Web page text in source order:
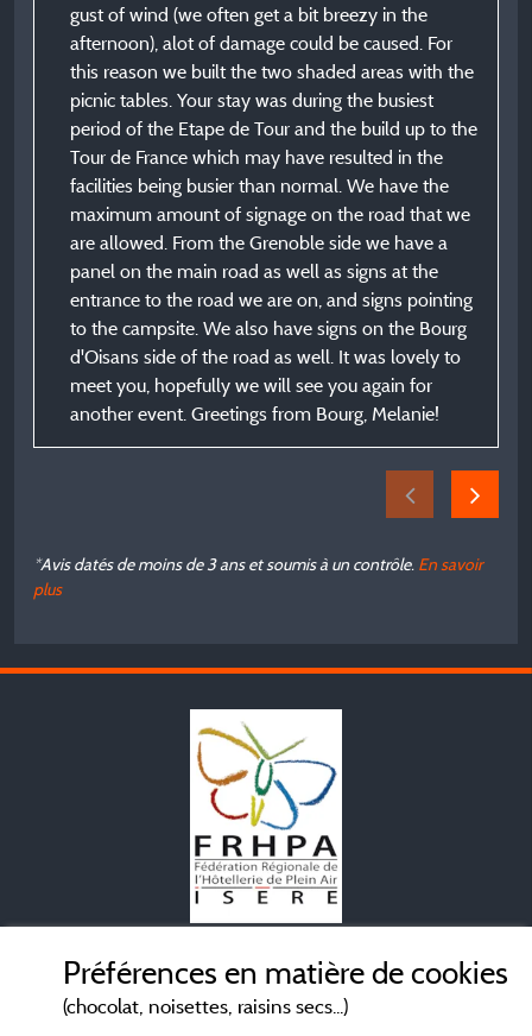
gust of wind (we often get a bit breezy in the
afternoon), alot of damage could be caused. For
this reason we built the two shaded areas with the
picnic tables. Your stay was during the busiest
period of the Etape de Tour and the build up to the
Tour de France which may have resulted in the
facilities being busier than normal. We have the
maximum amount of signage on the road that we
are allowed. From the Grenoble side we have a
panel on the main road as well as signs at the
entrance to the road we are on, and signs pointing
to the campsite. We also have signs on the Bourg
d'Oisans side of the road as well. It was lovely to
meet you, hopefully we will see you again for
another event. Greetings from Bourg, Melanie!
*Avis datés de moins de 3 ans et soumis à un contrôle. En savoir
plus
Conditions générales d'utilisation
Préférences en matière de cookies
(chocolat, noisettes, raisins secs...)